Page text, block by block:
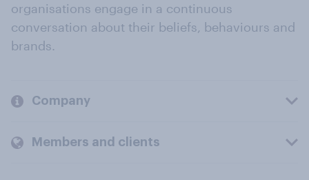
organisations engage in a continuous
conversation about their beliefs, behaviours and
brands.
Company
Members and clients